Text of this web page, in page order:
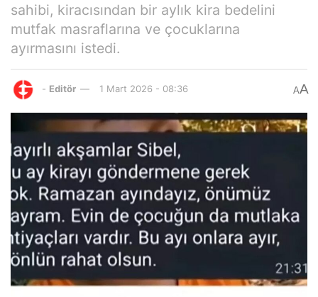
sahibi, kiracısından bir aylık kira bedelini
mutfak masraflarına ve çocuklarına
ayırmasını istedi.
- Editör 1 Mart 2026 - 08:36 AA